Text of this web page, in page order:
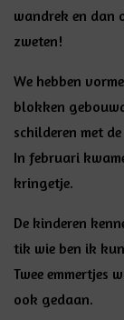
wandrek en dan
zweten!
We hebben
blokken
schilderen met
In februari
kringetje.
De kinderen
tik wie ben ik
Twee emmertjes
ook gedaan.